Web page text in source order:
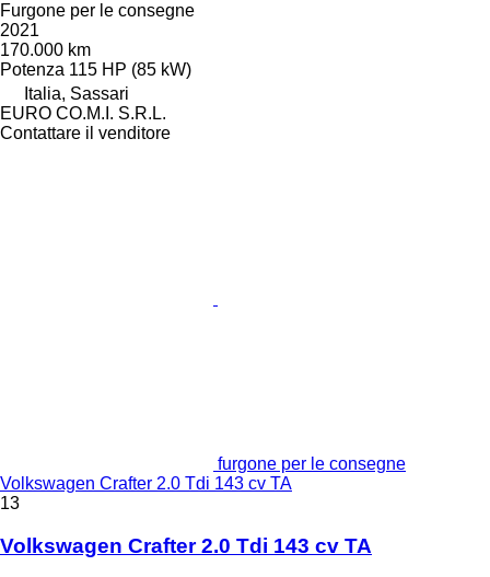
Furgone per le consegne
2021
170.000 km
Potenza 115 HP (85 kW)
Italia, Sassari
EURO CO.M.I. S.R.L.
Contattare il venditore
furgone per le consegne
Volkswagen Crafter 2.0 Tdi 143 cv TA
13
Volkswagen Crafter 2.0 Tdi 143 cv TA